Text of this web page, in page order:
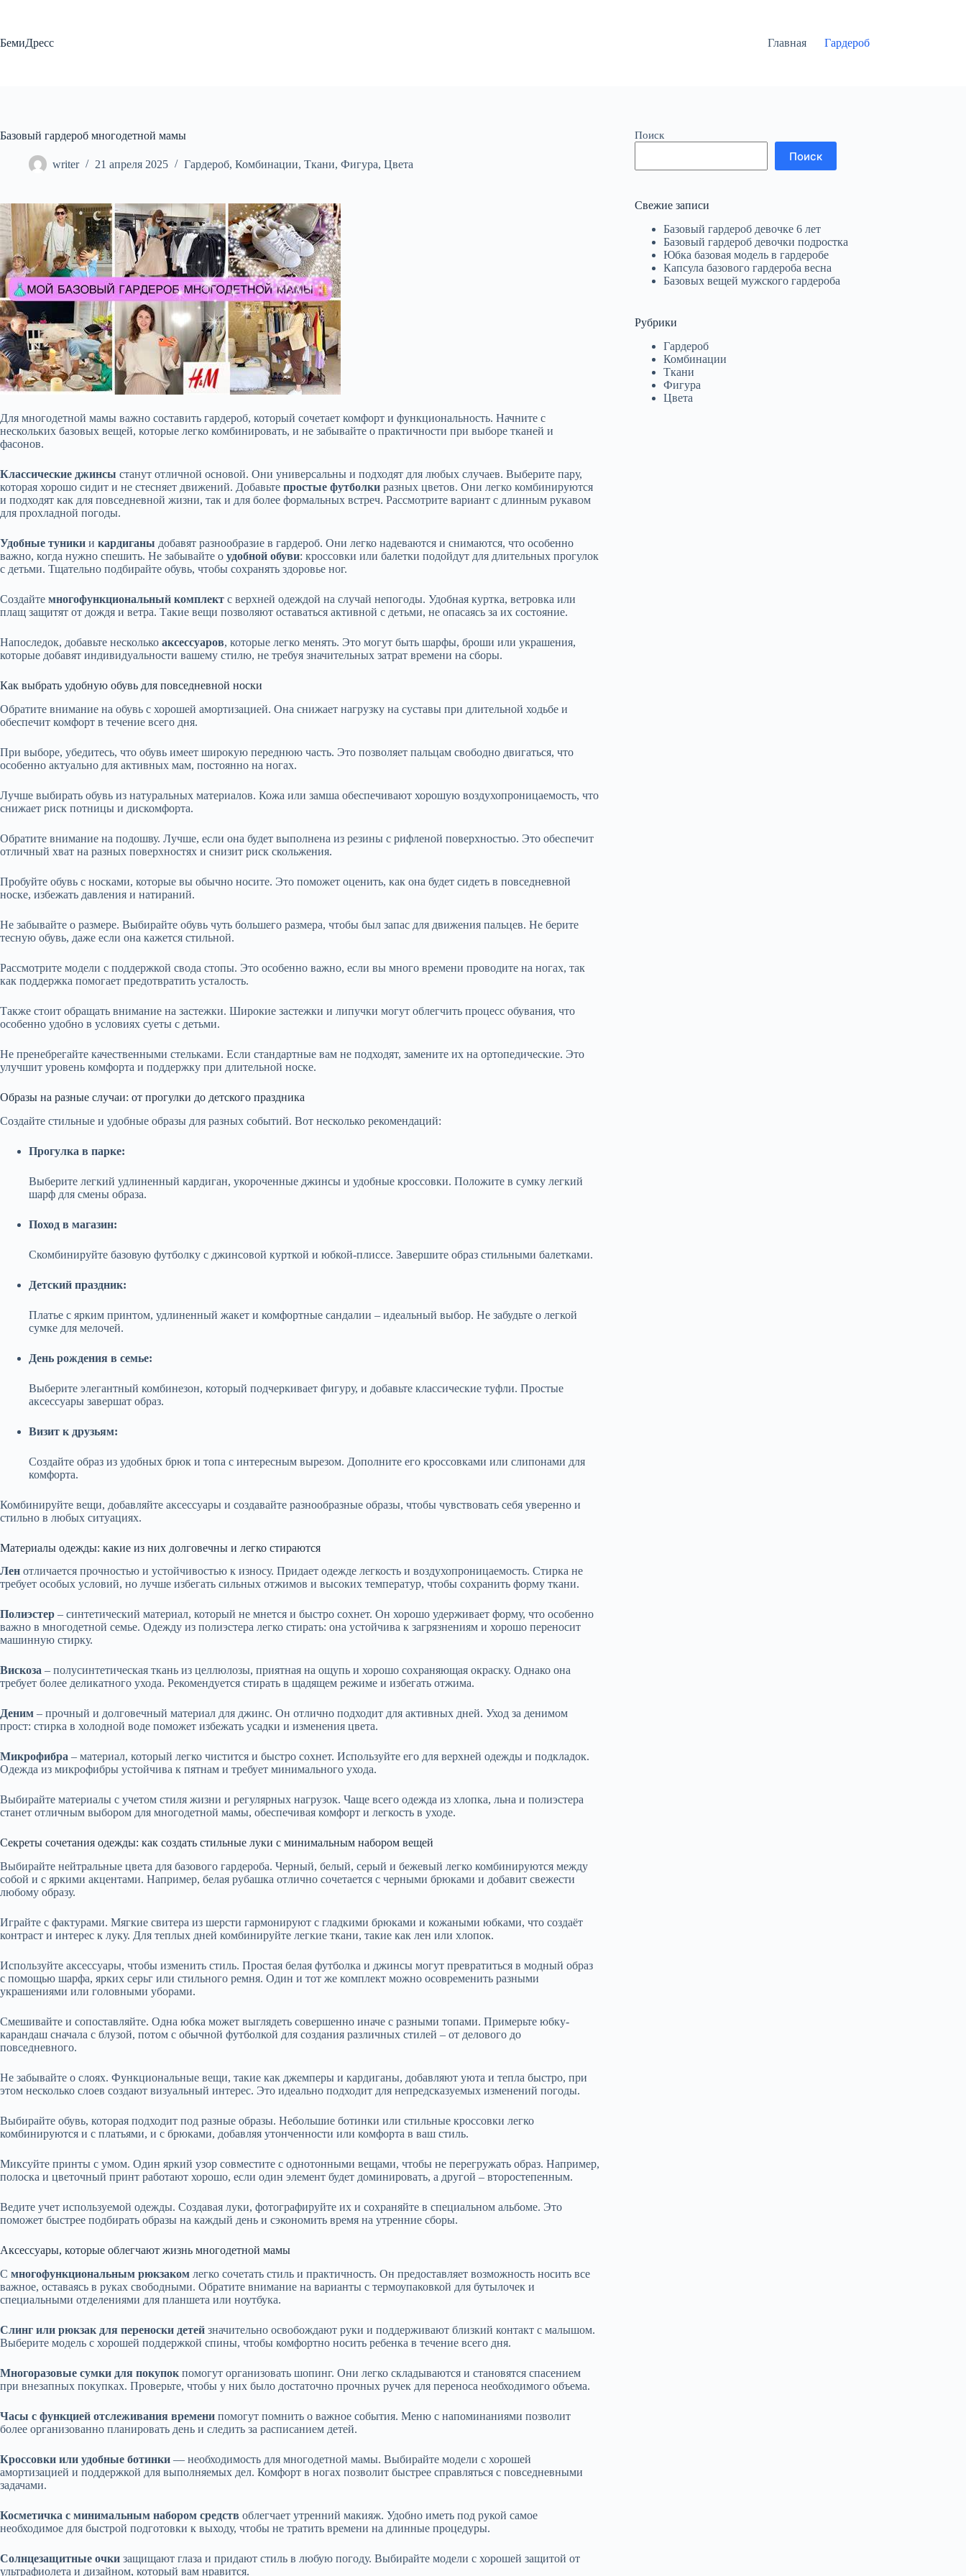
БемиДресс
Главная Гардероб
Базовый гардероб многодетной мамы
writer 21 апреля 2025 Гардероб, Комбинации, Ткани, Фигура, Цвета
Для многодетной мамы важно составить гардероб, который сочетает комфорт и функциональность. Начните с
нескольких базовых вещей, которые легко комбинировать, и не забывайте о практичности при выборе тканей и
фасонов.
Классические джинсы станут отличной основой. Они универсальны и подходят для любых случаев. Выберите пару,
которая хорошо сидит и не стесняет движений. Добавьте простые футболки разных цветов. Они легко комбинируются
и подходят как для повседневной жизни, так и для более формальных встреч. Рассмотрите вариант с длинным рукавом
для прохладной погоды.
Удобные туники и кардиганы добавят разнообразие в гардероб. Они легко надеваются и снимаются, что особенно
важно, когда нужно спешить. Не забывайте о удобной обуви: кроссовки или балетки подойдут для длительных прогулок
с детьми. Тщательно подбирайте обувь, чтобы сохранять здоровье ног.
Создайте многофункциональный комплект с верхней одеждой на случай непогоды. Удобная куртка, ветровка или
плащ защитят от дождя и ветра. Такие вещи позволяют оставаться активной с детьми, не опасаясь за их состояние.
Напоследок, добавьте несколько аксессуаров, которые легко менять. Это могут быть шарфы, броши или украшения,
которые добавят индивидуальности вашему стилю, не требуя значительных затрат времени на сборы.
Как выбрать удобную обувь для повседневной носки
Обратите внимание на обувь с хорошей амортизацией. Она снижает нагрузку на суставы при длительной ходьбе и
обеспечит комфорт в течение всего дня.
При выборе, убедитесь, что обувь имеет широкую переднюю часть. Это позволяет пальцам свободно двигаться, что
особенно актуально для активных мам, постоянно на ногах.
Лучше выбирать обувь из натуральных материалов. Кожа или замша обеспечивают хорошую воздухопроницаемость, что
снижает риск потницы и дискомфорта.
Обратите внимание на подошву. Лучше, если она будет выполнена из резины с рифленой поверхностью. Это обеспечит
отличный хват на разных поверхностях и снизит риск скольжения.
Пробуйте обувь с носками, которые вы обычно носите. Это поможет оценить, как она будет сидеть в повседневной
носке, избежать давления и натираний.
Не забывайте о размере. Выбирайте обувь чуть большего размера, чтобы был запас для движения пальцев. Не берите
тесную обувь, даже если она кажется стильной.
Рассмотрите модели с поддержкой свода стопы. Это особенно важно, если вы много времени проводите на ногах, так
как поддержка помогает предотвратить усталость.
Также стоит обращать внимание на застежки. Широкие застежки и липучки могут облегчить процесс обувания, что
особенно удобно в условиях суеты с детьми.
Не пренебрегайте качественными стельками. Если стандартные вам не подходят, замените их на ортопедические. Это
улучшит уровень комфорта и поддержку при длительной носке.
Образы на разные случаи: от прогулки до детского праздника
Создайте стильные и удобные образы для разных событий. Вот несколько рекомендаций:
Прогулка в парке:
Выберите легкий удлиненный кардиган, укороченные джинсы и удобные кроссовки. Положите в сумку легкий
шарф для смены образа.
Поход в магазин:
Скомбинируйте базовую футболку с джинсовой курткой и юбкой-плиссе. Завершите образ стильными балетками.
Детский праздник:
Платье с ярким принтом, удлиненный жакет и комфортные сандалии – идеальный выбор. Не забудьте о легкой
сумке для мелочей.
День рождения в семье:
Выберите элегантный комбинезон, который подчеркивает фигуру, и добавьте классические туфли. Простые
аксессуары завершат образ.
Визит к друзьям:
Создайте образ из удобных брюк и топа с интересным вырезом. Дополните его кроссовками или слипонами для
комфорта.
Комбинируйте вещи, добавляйте аксессуары и создавайте разнообразные образы, чтобы чувствовать себя уверенно и
стильно в любых ситуациях.
Материалы одежды: какие из них долговечны и легко стираются
Лен отличается прочностью и устойчивостью к износу. Придает одежде легкость и воздухопроницаемость. Стирка не
требует особых условий, но лучше избегать сильных отжимов и высоких температур, чтобы сохранить форму ткани.
Полиэстер – синтетический материал, который не мнется и быстро сохнет. Он хорошо удерживает форму, что особенно
важно в многодетной семье. Одежду из полиэстера легко стирать: она устойчива к загрязнениям и хорошо переносит
машинную стирку.
Вискоза – полусинтетическая ткань из целлюлозы, приятная на ощупь и хорошо сохраняющая окраску. Однако она
требует более деликатного ухода. Рекомендуется стирать в щадящем режиме и избегать отжима.
Деним – прочный и долговечный материал для джинс. Он отлично подходит для активных дней. Уход за денимом
прост: стирка в холодной воде поможет избежать усадки и изменения цвета.
Микрофибра – материал, который легко чистится и быстро сохнет. Используйте его для верхней одежды и подкладок.
Одежда из микрофибры устойчива к пятнам и требует минимального ухода.
Выбирайте материалы с учетом стиля жизни и регулярных нагрузок. Чаще всего одежда из хлопка, льна и полиэстера
станет отличным выбором для многодетной мамы, обеспечивая комфорт и легкость в уходе.
Секреты сочетания одежды: как создать стильные луки с минимальным набором вещей
Выбирайте нейтральные цвета для базового гардероба. Черный, белый, серый и бежевый легко комбинируются между
собой и с яркими акцентами. Например, белая рубашка отлично сочетается с черными брюками и добавит свежести
любому образу.
Играйте с фактурами. Мягкие свитера из шерсти гармонируют с гладкими брюками и кожаными юбками, что создаёт
контраст и интерес к луку. Для теплых дней комбинируйте легкие ткани, такие как лен или хлопок.
Используйте аксессуары, чтобы изменить стиль. Простая белая футболка и джинсы могут превратиться в модный образ
с помощью шарфа, ярких серьг или стильного ремня. Один и тот же комплект можно осовременить разными
украшениями или головными уборами.
Смешивайте и сопоставляйте. Одна юбка может выглядеть совершенно иначе с разными топами. Примерьте юбку-
карандаш сначала с блузой, потом с обычной футболкой для создания различных стилей – от делового до
повседневного.
Не забывайте о слоях. Функциональные вещи, такие как джемперы и кардиганы, добавляют уюта и тепла быстро, при
этом несколько слоев создают визуальный интерес. Это идеально подходит для непредсказуемых изменений погоды.
Выбирайте обувь, которая подходит под разные образы. Небольшие ботинки или стильные кроссовки легко
комбинируются и с платьями, и с брюками, добавляя утонченности или комфорта в ваш стиль.
Миксуйте принты с умом. Один яркий узор совместите с однотонными вещами, чтобы не перегружать образ. Например,
полоска и цветочный принт работают хорошо, если один элемент будет доминировать, а другой – второстепенным.
Ведите учет используемой одежды. Создавая луки, фотографируйте их и сохраняйте в специальном альбоме. Это
поможет быстрее подбирать образы на каждый день и сэкономить время на утренние сборы.
Аксессуары, которые облегчают жизнь многодетной мамы
С многофункциональным рюкзаком легко сочетать стиль и практичность. Он предоставляет возможность носить все
важное, оставаясь в руках свободными. Обратите внимание на варианты с термоупаковкой для бутылочек и
специальными отделениями для планшета или ноутбука.
Слинг или рюкзак для переноски детей значительно освобождают руки и поддерживают близкий контакт с малышом.
Выберите модель с хорошей поддержкой спины, чтобы комфортно носить ребенка в течение всего дня.
Многоразовые сумки для покупок помогут организовать шопинг. Они легко складываются и становятся спасением
при внезапных покупках. Проверьте, чтобы у них было достаточно прочных ручек для переноса необходимого объема.
Часы с функцией отслеживания времени помогут помнить о важное события. Меню с напоминаниями позволит
более организованно планировать день и следить за расписанием детей.
Кроссовки или удобные ботинки — необходимость для многодетной мамы. Выбирайте модели с хорошей
амортизацией и поддержкой для выполняемых дел. Комфорт в ногах позволит быстрее справляться с повседневными
задачами.
Косметичка с минимальным набором средств облегчает утренний макияж. Удобно иметь под рукой самое
необходимое для быстрой подготовки к выходу, чтобы не тратить времени на длинные процедуры.
Солнцезащитные очки защищают глаза и придают стиль в любую погоду. Выбирайте модели с хорошей защитой от
ультрафиолета и дизайном, который вам нравится.
Поиск
Поиск
Свежие записи
Базовый гардероб девочке 6 лет
Базовый гардероб девочки подростка
Юбка базовая модель в гардеробе
Капсула базового гардероба весна
Базовых вещей мужского гардероба
Рубрики
Гардероб
Комбинации
Ткани
Фигура
Цвета